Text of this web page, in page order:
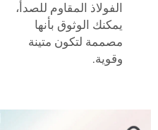
الفولاذ المقاوم للصدأ،
يمكنك الوثوق بأنها
مصممة لتكون متينة
وقوية.